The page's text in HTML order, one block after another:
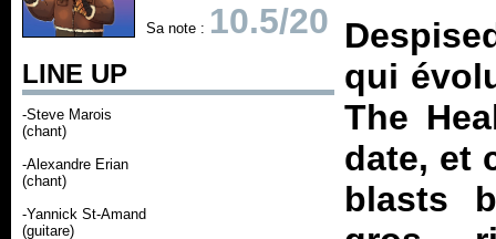
Sa note : 10.5/20
LINE UP
-Steve Marois
(chant)
-Alexandre Erian
(chant)
-Yannick St-Amand
(guitare)
qui
The
date, et
blasts